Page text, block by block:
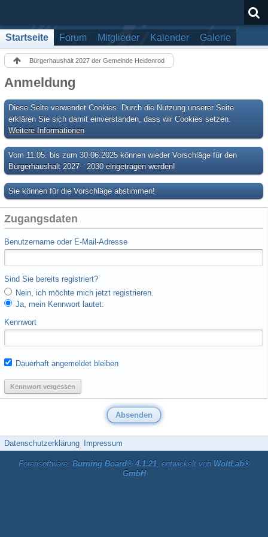
Startseite Forum Mitglieder Kalender Galerie
Bürgerhaushalt 2027 der Gemeinde Heidenrod
Anmeldung
Diese Seite verwendet Cookies. Durch die Nutzung unserer Seite
erklären Sie sich damit einverstanden, dass wir Cookies setzen.
Weitere Informationen
Vom 11.05. bis zum 30.06.2025 können wieder Vorschläge für den
Bürgerhaushalt 2027 - 2030 eingetragen werden!
Sie können für die Vorschläge abstimmen!
Zugangsdaten
Benutzername oder E-Mail-Adresse
Sind Sie bereits registriert?
Nein, ich möchte mich jetzt registrieren.
Ja, mein Kennwort lautet:
Kennwort
Dauerhaft angemeldet bleiben
Kennwort vergessen
Datenschutzerklärung Impressum
Forensoftware: Burning Board® 4.1.21, entwickelt von WoltLab®
GmbH